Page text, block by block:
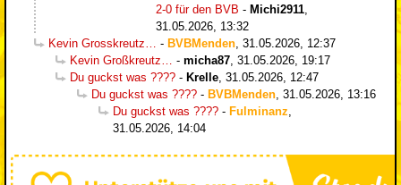
2-0 für den BVB - Michi2911
31.05.2026, 13:32
Kevin Grosskreutz…
- BVBMenden 31.05.2026, 12:37
Kevin Großkreutz…
- micha87 31.05.2026, 19:17
Du guckst was ???? - Krelle 31.05.2026, 12:47
Du guckst was ???? - BVBMenden 31.05.2026, 13:16
Du guckst was ???? - Fulminanz
31.05.2026, 14:04